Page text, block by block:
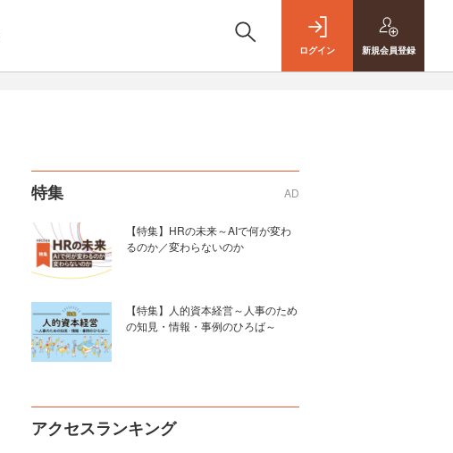
ログイン 新規会員登録
特集 AD
【特集】HRの未来～AIで何が変わ
るのか／変わらないのか
【特集】人的資本経営～人事のため
の知見・情報・事例のひろば～
アクセスランキング